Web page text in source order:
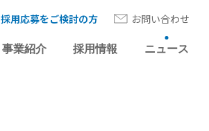
事業紹介 採用情報 ニュース
採用応募をご検討の方 お問い合わせ